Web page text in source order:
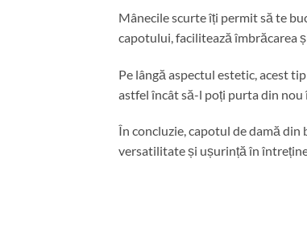
Mânecile scurte îți permit să te
capotului, facilitează îmbrăcarea
Pe lângă aspectul estetic, acest
astfel încât să-l poți purta din nou
În concluzie, capotul de damă
versatilitate și ușurință în